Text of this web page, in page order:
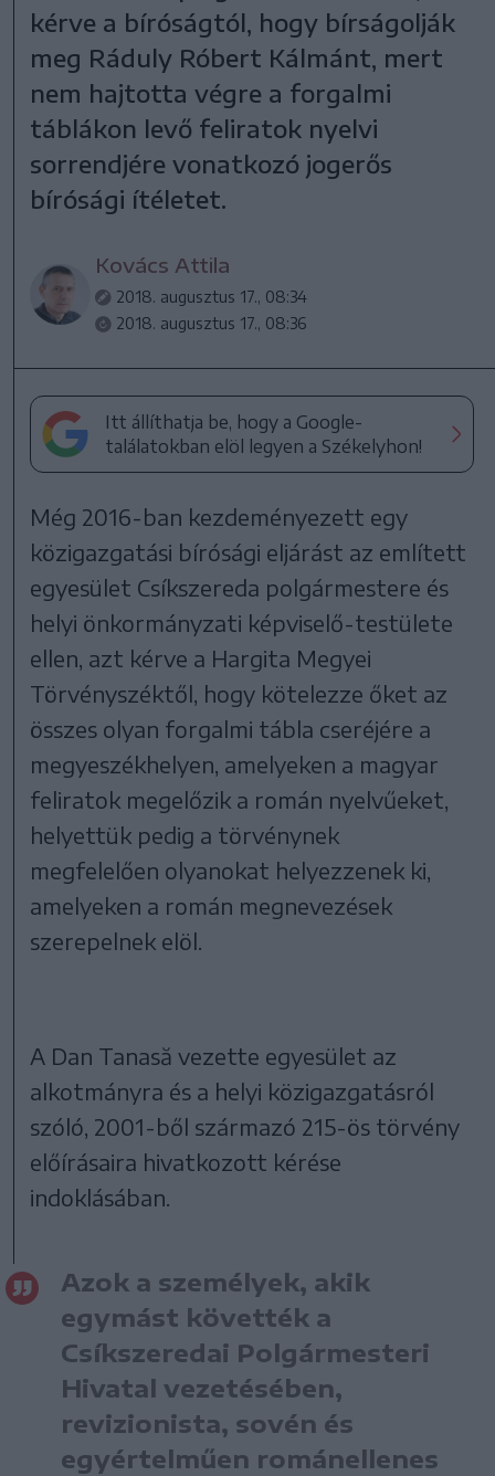
kérve a bíróságtól, hogy bírságolják
meg Ráduly Róbert Kálmánt, mert
nem hajtotta végre a forgalmi
táblákon levő feliratok nyelvi
sorrendjére vonatkozó jogerős
bírósági ítéletet.
Kovács Attila
2018. augusztus 17., 08:34
2018. augusztus 17., 08:36
Itt állíthatja be, hogy a Google-
találatokban elöl legyen a Székelyhon!
Még 2016-ban kezdeményezett egy
közigazgatási bírósági eljárást az említett
egyesület Csíkszereda polgármestere és
helyi önkormányzati képviselő-testülete
ellen, azt kérve a Hargita Megyei
Törvényszéktől, hogy kötelezze őket az
összes olyan forgalmi tábla cseréjére a
megyeszékhelyen, amelyeken a magyar
feliratok megelőzik a román nyelvűeket,
helyettük pedig a törvénynek
megfelelően olyanokat helyezzenek ki,
amelyeken a román megnevezések
szerepelnek elöl.
A Dan Tanasă vezette egyesület az
alkotmányra és a helyi közigazgatásról
szóló, 2001-ből származó 215-ös törvény
előírásaira hivatkozott kérése
indoklásában.
Azok a személyek, akik
egymást követték a
Csíkszeredai Polgármesteri
Hivatal vezetésében,
revizionista, sovén és
egyértelműen románellenes